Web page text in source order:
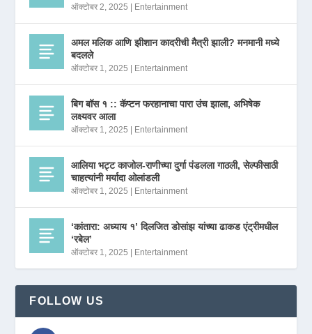
ऑक्टोबर 2, 2025 | Entertainment
अमल मलिक आणि झीशान कादरीची मैत्री झाली? मनमानी मध्ये
बदलले
ऑक्टोबर 1, 2025 | Entertainment
बिग बॉस १ :: कॅप्टन फरहानाचा पारा उंच झाला, अभिषेक
लक्ष्यवर आला
ऑक्टोबर 1, 2025 | Entertainment
आलिया भट्ट काजोल-राणीच्या दुर्गा पंडलला गाठली, सेल्फीसाठी
चाहत्यांनी मर्यादा ओलांडली
ऑक्टोबर 1, 2025 | Entertainment
‘कांतारा: अध्याय १’ दिलजित डोसांझ यांच्या ढाकड एंट्रीमधील
‘रबेल’
ऑक्टोबर 1, 2025 | Entertainment
FOLLOW US